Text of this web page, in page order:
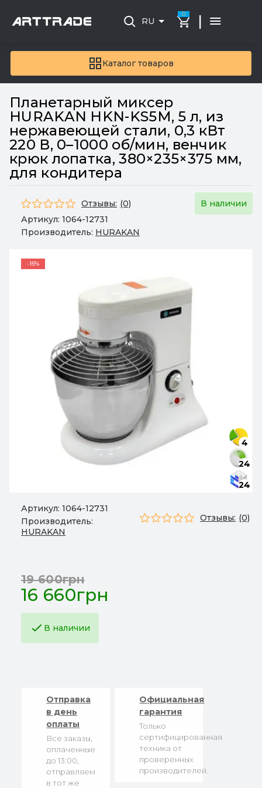
Каталог товаров
RU
0 |
Планетарный миксер
HURAKAN HKN-KS5M, 5 л, из
нержавеющей стали, 0,3 кВт
220 В, 0–1000 об/мин, венчик
крюк лопатка, 380×235×375 мм,
для кондитера
Отзывы: (0)
В наличии
Артикул: 1064-12731
Производитель: HURAKAN
-15%
4
24
24
Артикул: 1064-12731
Производитель:
HURAKAN
Отзывы: (0)
16 660грн
19 600грн
В наличии
Отправка
в день
оплаты
Все заказы,
оплаченные
до 13:00,
отправляем
в тот же
Официальная
гарантия
Только
сертифицированная
техника от
проверенных
производителей.